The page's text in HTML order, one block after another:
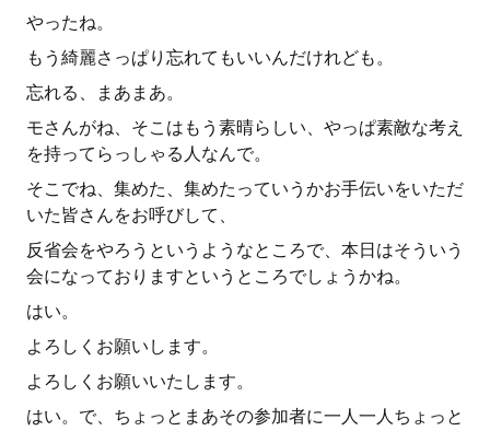
やったね。
もう綺麗さっぱり忘れてもいいんだけれども。
忘れる、まあまあ。
モさんがね、そこはもう素晴らしい、やっぱ素敵な考え
を持ってらっしゃる人なんで。
そこでね、集めた、集めたっていうかお手伝いをいただ
いた皆さんをお呼びして、
反省会をやろうというようなところで、本日はそういう
会になっておりますというところでしょうかね。
はい。
よろしくお願いします。
よろしくお願いいたします。
はい。で、ちょっとまあその参加者に一人一人ちょっと